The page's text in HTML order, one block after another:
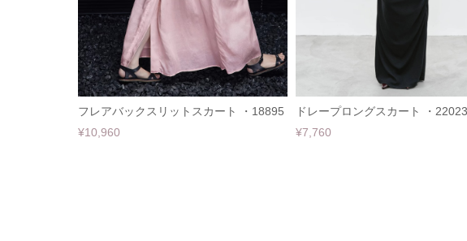
フレアバックスリットスカート ・18895
¥10,960
ドレープロングスカート ・
¥7,760